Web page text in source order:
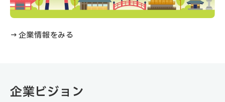
→ 企業情報をみる
企業ビジョン